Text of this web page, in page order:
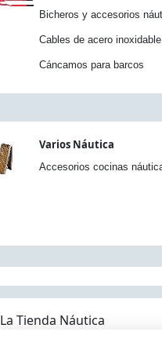
Bicheros y accesorios
Cables de acero inoxidable
Cáncamos para barcos
Varios Náutica
Accesorios cocinas
La Tienda Náutica